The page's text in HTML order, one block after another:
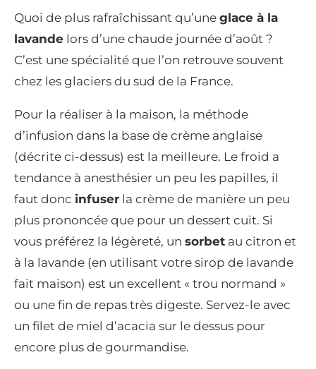
Quoi de plus rafraîchissant qu’une glace à la
lavande lors d’une chaude journée d’août ?
C’est une spécialité que l’on retrouve souvent
chez les glaciers du sud de la France.
Pour la réaliser à la maison, la méthode
d’infusion dans la base de crème anglaise
(décrite ci-dessus) est la meilleure. Le froid a
tendance à anesthésier un peu les papilles, il
faut donc infuser la crème de manière un peu
plus prononcée que pour un dessert cuit. Si
vous préférez la légèreté, un sorbet au citron et
à la lavande (en utilisant votre sirop de lavande
fait maison) est un excellent « trou normand »
ou une fin de repas très digeste. Servez-le avec
un filet de miel d’acacia sur le dessus pour
encore plus de gourmandise.